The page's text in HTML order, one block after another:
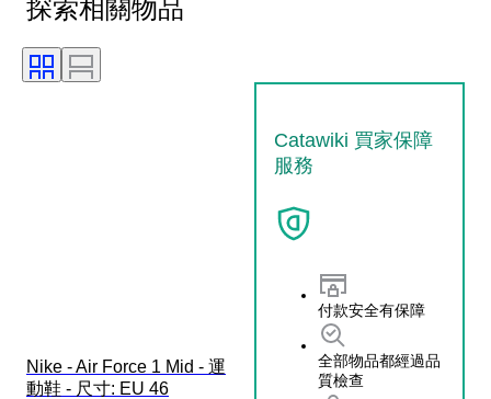
探索相關物品
Catawiki 買家保障
服務
付款安全有保障
全部物品都經過品
質檢查
Nike - Air Force 1 Mid - 運
動鞋 - 尺寸: EU 46